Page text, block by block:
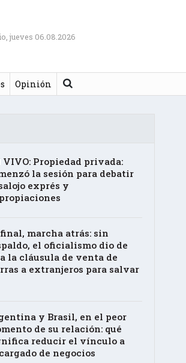
jueves 06.08.2026
Opinión Buscar
VIVO: Propiedad privada:
la sesión para debatir
exprés y
marcha atrás: sin
el oficialismo dio de
la cláusula de venta de
a extranjeros para salvar
y Brasil, en el peor
de su relación: qué
reducir el vínculo a
de negocios